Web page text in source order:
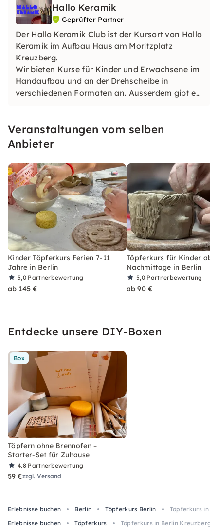
Hallo Keramik
Geprüfter Partner
Der Hallo Keramik Club ist der Kursort von Hallo
Keramik im Aufbau Haus am Moritzplatz
Kreuzberg.
Wir bieten Kurse für Kinder und Erwachsene im
Handaufbau und an der Drehscheibe in
verschiedenen Formaten an. Ausserdem gibt es
Veranstaltungen vom selben
Anbieter
Kinder Töpferkurs Ferien 7-11
Jahre in Berlin
5,0 Partnerbewertung
ab 145 €
Töpferkurs für Kinder ab
Nachmittage in Berlin
5,0 Partnerbewertung
ab 90 €
Entdecke unsere DIY-Boxen
Box
Töpfern ohne Brennofen –
Starter-Set für Zuhause
4,8 Partnerbewertung
59 €zzgl. Versand
Erlebnisse buchen Berlin Töpferkurs Berlin
Töpferkurs in
Erlebnisse buchen
Töpferkurs Töpferkurs in Berlin Kreuzberg: